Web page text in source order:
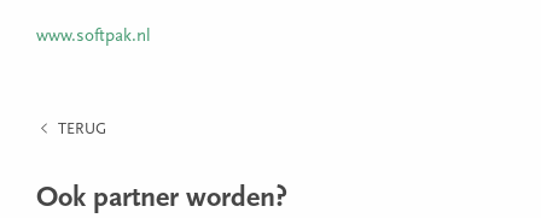
www.softpak.nl
TERUG
Ook partner worden?